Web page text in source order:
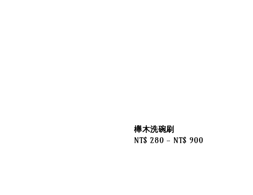
櫸木洗碗刷
Regular
NT$ 280 - NT$ 900